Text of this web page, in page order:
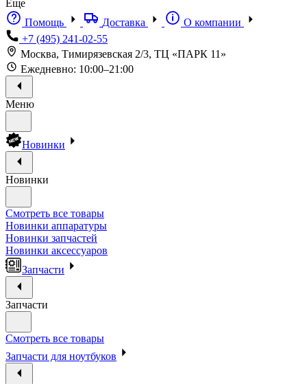
Еще
Помощь
Доставка
О компании
+7 (495) 241-02-55
Москва, Тимирязевская 2/3, ТЦ «ПАРК 11»
Ежедневно: 10:00–21:00
Меню
Новинки
Новинки
Смотреть все товары
Новинки аппаратуры
Новинки запчастей
Новинки аксессуаров
Запчасти
Запчасти
Смотреть все товары
Запчасти для ноутбуков